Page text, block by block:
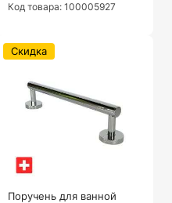
Код товара: 100005927
Поручень для ванной
Скидка